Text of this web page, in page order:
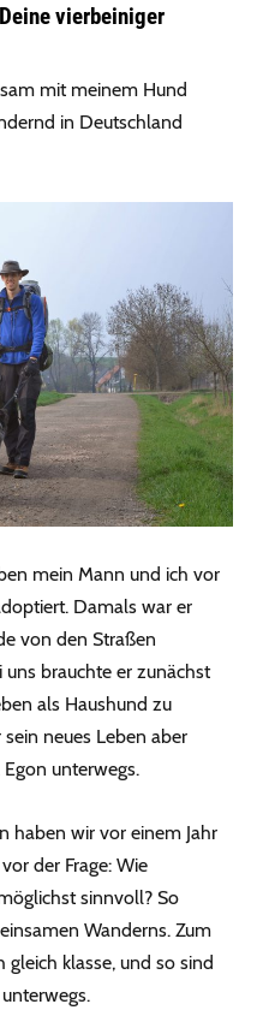
vierbeiniger
mit meinem Hund
in Deutschland
mein Mann und ich vor
Damals war er
von den Straßen
brauchte er zunächst
als Haushund zu
neues Leben aber
unterwegs.
haben wir vor einem Jahr
der Frage: Wie
sinnvoll? So
Wanderns. Zum
gleich klasse, und so sind